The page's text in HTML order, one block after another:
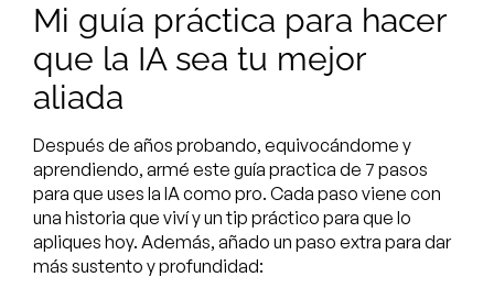
Mi guía práctica para hacer
que la IA sea tu mejor
aliada
Después de años probando, equivocándome y
aprendiendo, armé este guía practica de 7 pasos
para que uses la IA como pro. Cada paso viene con
una historia que viví y un tip práctico para que lo
apliques hoy. Además, añado un paso extra para dar
más sustento y profundidad: